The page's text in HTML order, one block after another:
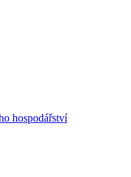
hospodářství